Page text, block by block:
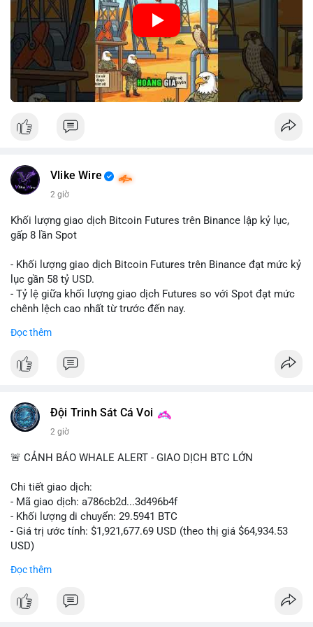
🎥 Xem video trực tiếp tại:
Nguồn: Cú Thông Thái
Vlike Wire
2 giờ
Khối lượng giao dịch Bitcoin Futures trên Binance lập kỷ lục,
gấp 8 lần Spot
- Khối lượng giao dịch Bitcoin Futures trên Binance đạt mức kỷ
lục gần 58 tỷ USD.
- Tỷ lệ giữa khối lượng giao dịch Futures so với Spot đạt mức
chênh lệch cao nhất từ trước đến nay.
dịch Spot.
#binance #btc
#vlikevn #titanbot
📰 Nguồn: Cointelegraph
Đọc thêm
Đội Trinh Sát Cá Voi
2 giờ
🚨 CẢNH BÁO WHALE ALERT - GIAO DỊCH BTC LỚN
Chi tiết giao dịch:
- Mã giao dịch: a786cb2d...3d496b4f
- Khối lượng di chuyển: 29.5941 BTC
- Giá trị ước tính: $1,921,677.69 USD (theo thị giá $64,934.53
USD)
USD được thực hiện trong một khối chưa xác nhận cho thấy
Đọc thêm